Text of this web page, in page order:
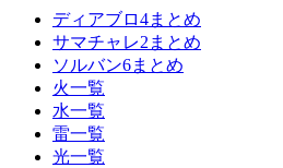
ディアブロ4まとめ
サマチャレ2まとめ
ソルバン6まとめ
火一覧
水一覧
雷一覧
光一覧